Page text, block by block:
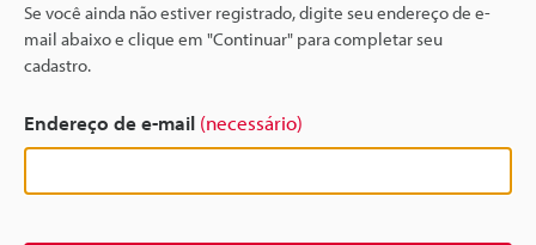
Se você ainda não estiver registrado, digite seu endereço de e-
mail abaixo e clique em "Continuar" para completar seu
cadastro.
Endereço de e-mail (necessário)